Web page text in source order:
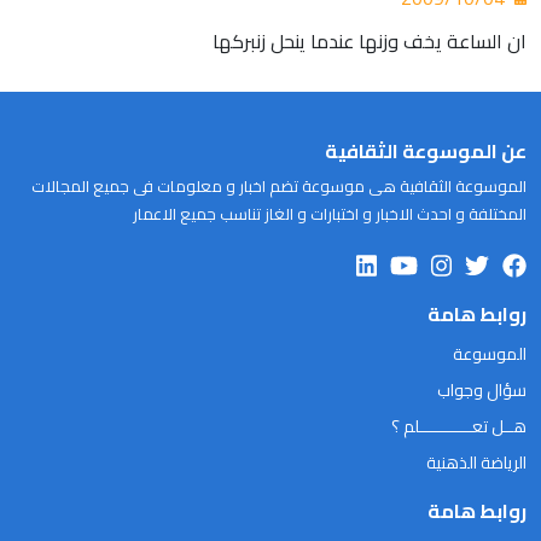
ان الساعة يخف وزنها عندما ينحل زنبركها
عن الموسوعة الثقافية
الموسوعة الثقافية هى موسوعة تضم اخبار و معلومات فى جميع المجالات
المختلفة و احدث الاخبار و اختبارات و الغاز تناسب جميع الاعمار
روابط هامة
الموسوعة
سؤال وجواب
هــل تعـــــــــــلم ؟
الرياضة الذهنية
روابط هامة